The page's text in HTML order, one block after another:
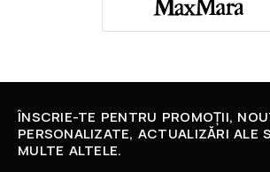
ÎNSCRIE-TE PENTRU PROMOȚII,
PERSONALIZATE, ACTUALIZĂRI ALE
MULTE ALTELE.